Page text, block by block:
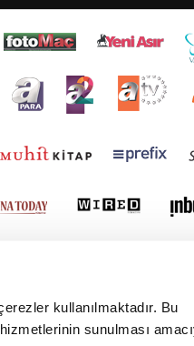
kullanılmaktadır. Bu
sunulması